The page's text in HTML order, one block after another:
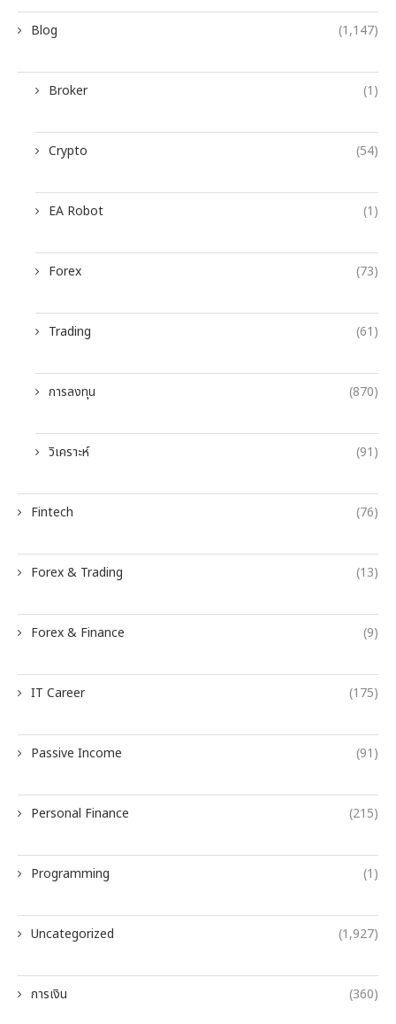
Blog (1,147)
Broker (1)
Crypto (54)
EA Robot (1)
Forex (73)
Trading (61)
การลงทุน (870)
วิเคราะห์ (91)
Fintech (76)
Forex & Trading (13)
Forex & Finance (9)
IT Career (175)
Passive Income (91)
Personal Finance (215)
Programming (1)
Uncategorized (1,927)
การเงิน (360)